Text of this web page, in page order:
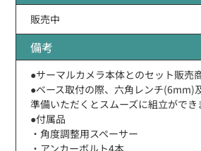
販売中
備考
●サーマルカメラ本体とのセット販売
●ベース取付の際、六角レンチ(6mm)
準備いただくとスムーズに組立ができ
●付属品
・角度調整用スペーサー
・アンカーボルト4本